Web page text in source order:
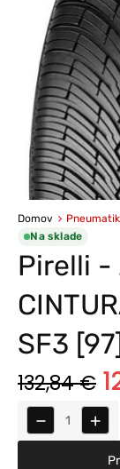
Domov
Na sklade
Pirelli -
SF3
132,84€
− +